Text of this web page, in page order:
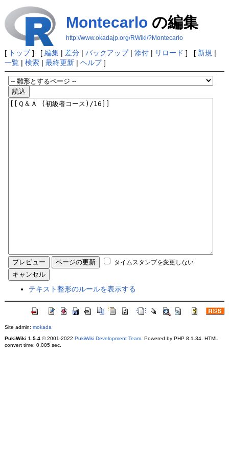
Montecarloの編集
http://www.okadajp.org/RWiki/?Montecarlo
[ トップ] [ 編集| 差分| バックアップ| 添付| リロード ] [ 新規 |
一覧| 検索| 最終更新| ヘルプ]
タイムスタンプを変更しない
テキスト整形のルールを表示する
Site admin: mokada
PukiWiki 1.5.4© 2001-2022 PukiWiki Development Team. Powered by PHP 8.1.34. HTML
convert time: 0.005 sec.